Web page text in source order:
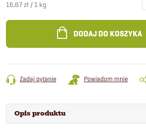
Cena
16,67 zł / 1 kg
DODAJ DO KOSZYKA
Zadaj pytanie Powiadom mnie
Opis produktu